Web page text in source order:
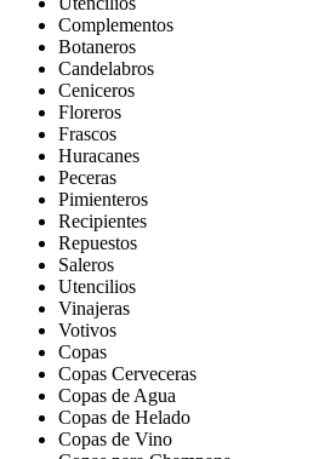
Complementos
Botaneros
Candelabros
Ceniceros
Floreros
Frascos
Huracanes
Peceras
Pimienteros
Recipientes
Repuestos
Saleros
Utencilios
Vinajeras
Votivos
Copas
Copas Cerveceras
Copas de Agua
Copas de Helado
Copas de Vino